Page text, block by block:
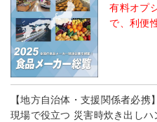
有料オプ
で、利便
【地方自治体・支援関係者必携】
現場で役立つ 災害時炊き出しハ